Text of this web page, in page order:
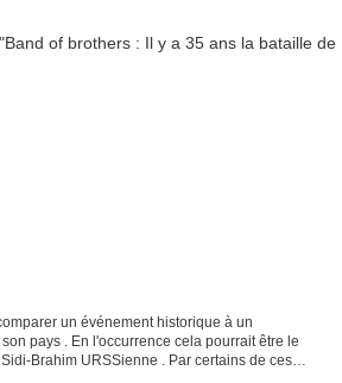
un événement historique à un
pays . En l'occurrence cela pourrait être le
Brahim URSSienne . Par certains de ces